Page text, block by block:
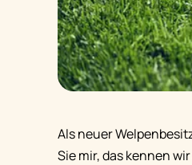
Als neuer
Sie mir, das kennen